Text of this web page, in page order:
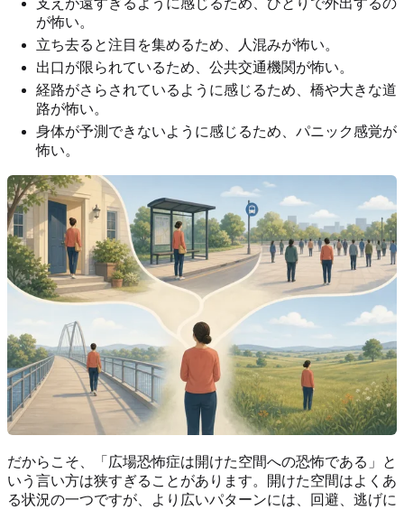
支えが遠すぎるように感じるため、ひとりで外出するの
が怖い。
立ち去ると注目を集めるため、人混みが怖い。
出口が限られているため、公共交通機関が怖い。
経路がさらされているように感じるため、橋や大きな道
路が怖い。
身体が予測できないように感じるため、パニック感覚が
怖い。
だからこそ、「広場恐怖症は開けた空間への恐怖である」と
いう言い方は狭すぎることがあります。開けた空間はよくあ
る状況の一つですが、より広いパターンには、回避、逃げに